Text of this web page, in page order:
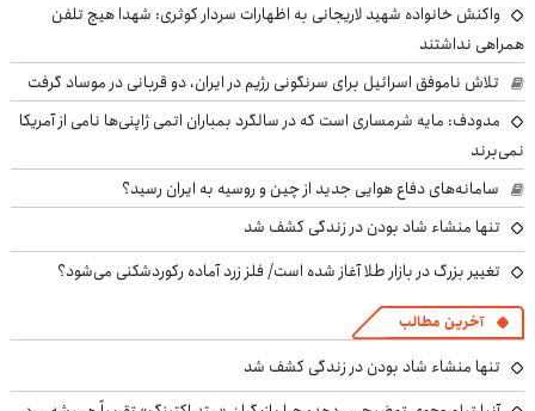
واکنش خانواده شهید لاریجانی به اظهارات سردار کوثری: شهدا هیچ تلفن
همراهی نداشتند
تلاش ناموفق اسرائیل برای سرنگونی رژیم در ایران، دو قربانی در موساد گرفت
مدودف: مایه شرمساری است که در سالگرد بمباران اتمی ژاپنی‌ها نامی از آمریکا
نمی‌برند
سامانه‌های دفاع هوایی جدید از چین و روسیه به ایران رسید؟
تنها منشاء شاد بودن در زندگی کشف شد
تغییر بزرگ در بازار طلا آغاز شده است/ فلز زرد آماده رکوردشکنی می‌شود؟
آخرین مطالب
تنها منشاء شاد بودن در زندگی کشف شد